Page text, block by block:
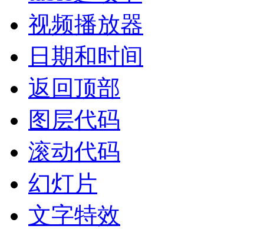
视频播放器
日期和时间
返回顶部
图层代码
滚动代码
幻灯片
文字特效